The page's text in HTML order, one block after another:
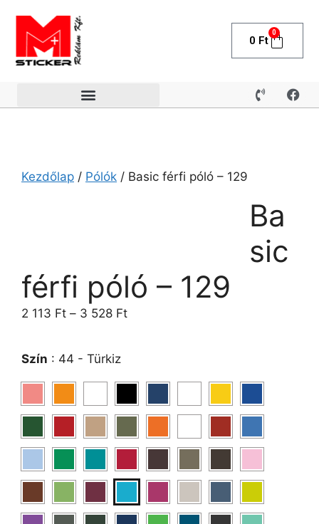
0 Ft
0
Kezdőlap / Pólók / Basic férfi póló – 129
Ba
sic
férfi póló – 129
2 113 Ft – 3 528 Ft
Szín : 44 - Türkiz